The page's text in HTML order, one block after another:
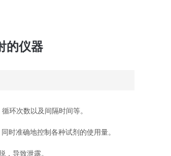
的仪器
环次数以及间隔时间等。
准确地控制各种试剂的使用量。
导致泄露。